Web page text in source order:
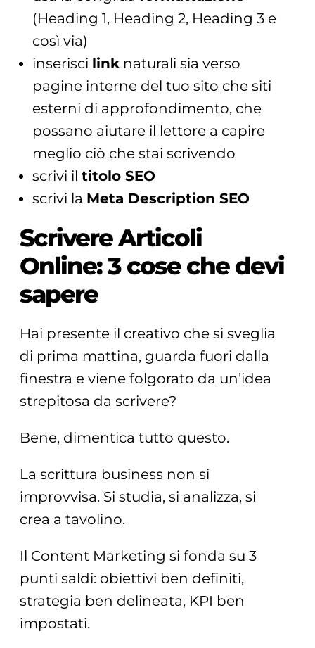
(Heading 1, Heading 2, Heading 3 e
così via)
inserisci linknaturali sia verso
pagine interne del tuo sito che siti
esterni di approfondimento, che
possano aiutare il lettore a capire
meglio ciò che stai scrivendo
scrivi il titolo SEO
scrivi la Meta Description SEO
Scrivere Articoli
Online: 3 cose che devi
sapere
Hai presente il creativo che si sveglia
di prima mattina, guarda fuori dalla
finestra e viene folgorato da un’idea
strepitosa da scrivere?
Bene, dimentica tutto questo.
La scrittura business non si
improvvisa. Si studia, si analizza, si
crea a tavolino.
Il Content Marketing si fonda su 3
punti saldi: obiettivi ben definiti,
strategia ben delineata, KPI ben
impostati.